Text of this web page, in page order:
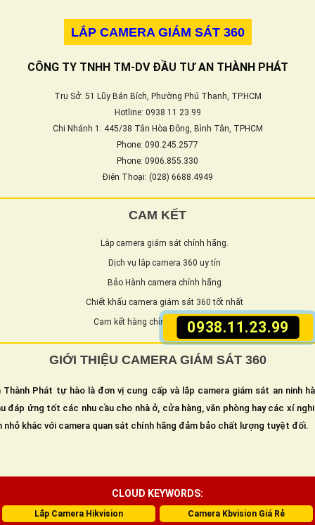
0938.11.23.99
LẮP CAMERA GIÁM SÁT 360
CÔNG TY TNHH TM-DV ĐẦU TƯ AN THÀNH PHÁT
Trụ Sở: 51 Lũy Bán Bích, Phường Phú Thạnh, TP.HCM
Hotline: 0938 11 23 99
Chi Nhánh 1: 445/38 Tân Hòa Đông, Bình Tân, TPHCM
Phone: 090.245.2577
Phone: 0906.855.330
Điện Thoại: (028) 6688.4949
CAM KẾT
Lắp camera giám sát chính hãng.
Dịch vụ lắp camera 360 uy tín
Bảo Hành camera chính hãng
Chiết khấu camera giám sát 360 tốt nhất
Cam kết hàng chính hãng chất lượng
GIỚI THIỆU CAMERA GIÁM SÁT 360
Thành Phát tự hào là đơn vị cung cấp và lắp camera giám sát an ninh
đáp ứng tốt các nhu cầu cho nhà ở, cửa hàng, văn phòng hay các xí
nhỏ khác với camera quan sát chính hãng đảm bảo chất lượng tuyệt đối.
CLOUD KEYWORDS:
Lắp Camera Hikvision Camera Kbvision Giá Rẻ